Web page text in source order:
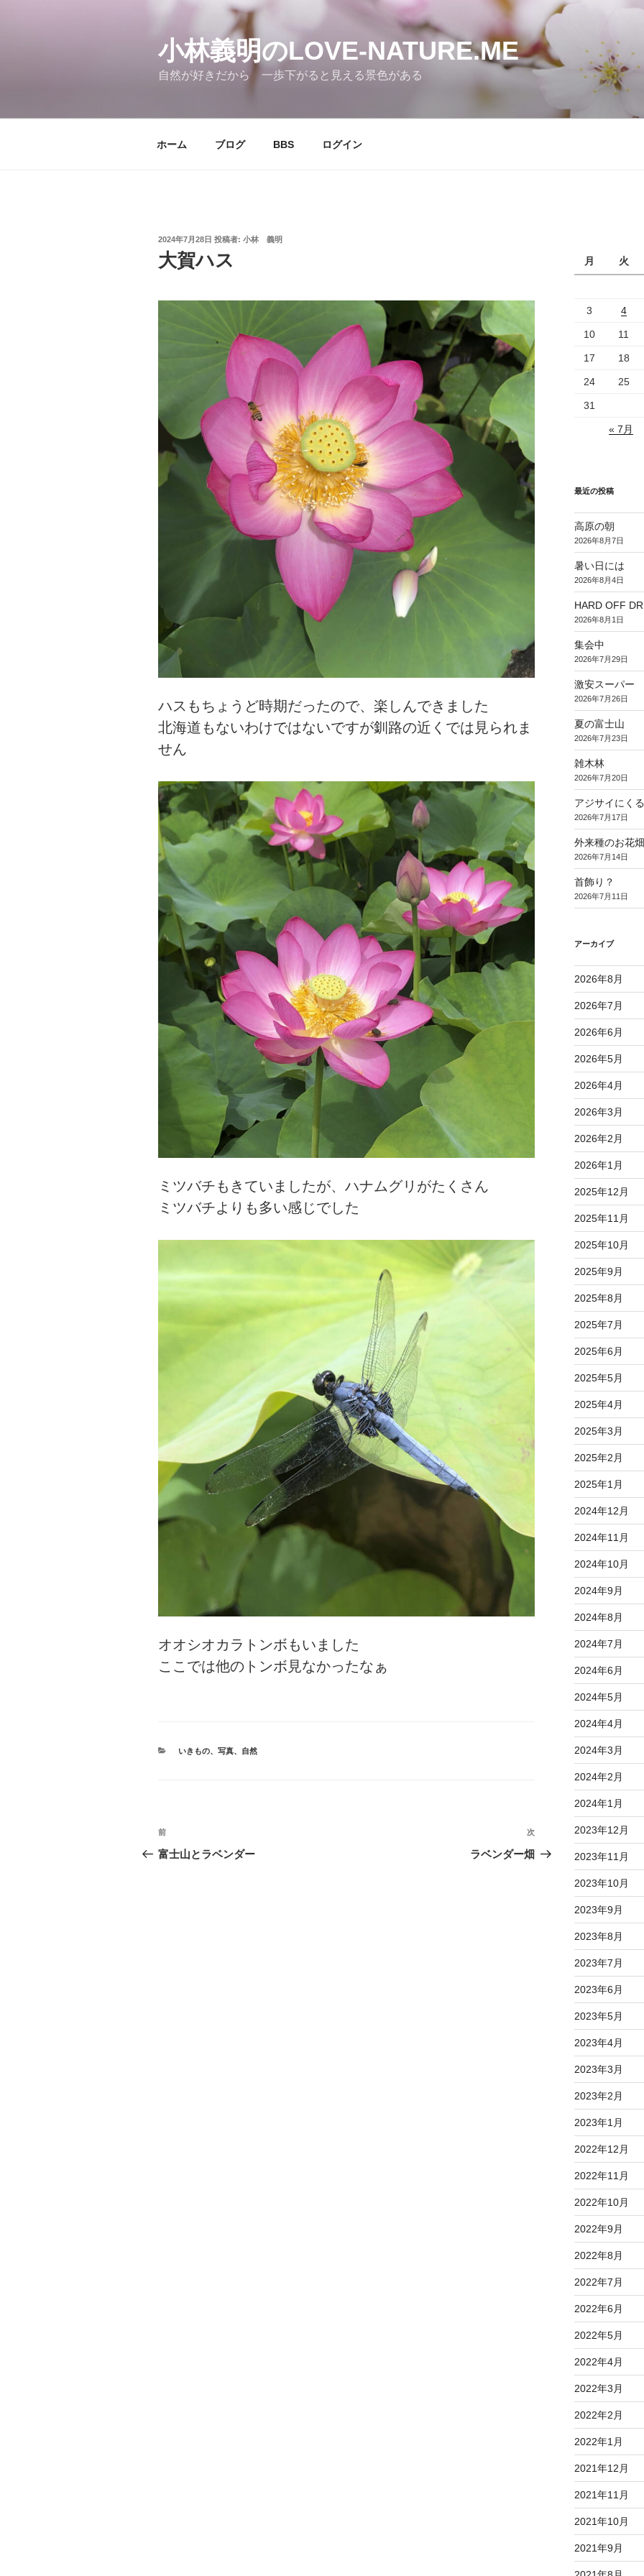
小林義明のLOVE-NATURE.ME
自然が好きだから 一歩下がると見える景色がある
ホーム ブログ BBS ログイン
投
日:
2024年7月28日 投稿者: 小林 義明
大賀ハス
ハスもちょうど時期だったので、楽しんできました
北海道もないわけではないですが釧路の近くでは見られま
せん
ミツバチもきていましたが、ハナムグリがたくさん
ミツバチよりも多い感じでした
オオシオカラトンボもいました
ここでは他のトンボ見なかったなぁ
カ
いきもの、 写真、 自然
投
稿
前
の
前
富士山とラベンダー
次
の
次
ラベンダー畑
月 火
3 4
10 11
17 18
24 25
31
« 7月
最近の投稿
高原の朝
2026年8月7日
暑い日には
2026年8月4日
HARD OFF
2026年8月1日
集会中
2026年7月29日
激安スーパー
2026年7月26日
夏の富士山
2026年7月23日
雑木林
2026年7月20日
アジサイにく
2026年7月17日
外来種のお花畑
2026年7月14日
首飾り？
2026年7月11日
アーカイブ
2026年8月
2026年7月
2026年6月
2026年5月
2026年4月
2026年3月
2026年2月
2026年1月
2025年12月
2025年11月
2025年10月
2025年9月
2025年8月
2025年7月
2025年6月
2025年5月
2025年4月
2025年3月
2025年2月
2025年1月
2024年12月
2024年11月
2024年10月
2024年9月
2024年8月
2024年7月
2024年6月
2024年5月
2024年4月
2024年3月
2024年2月
2024年1月
2023年12月
2023年11月
2023年10月
2023年9月
2023年8月
2023年7月
2023年6月
2023年5月
2023年4月
2023年3月
2023年2月
2023年1月
2022年12月
2022年11月
2022年10月
2022年9月
2022年8月
2022年7月
2022年6月
2022年5月
2022年4月
2022年3月
2022年2月
2022年1月
2021年12月
2021年11月
2021年10月
2021年9月